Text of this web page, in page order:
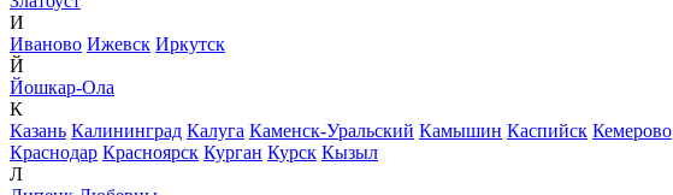
И
Иваново Ижевск Иркутск
Й
Йошкар-Ола
К
Казань Калининград Калуга Каменск-Уральский Камышин Каспийск Кемерово
Краснодар Красноярск Курган Курск Кызыл
Л